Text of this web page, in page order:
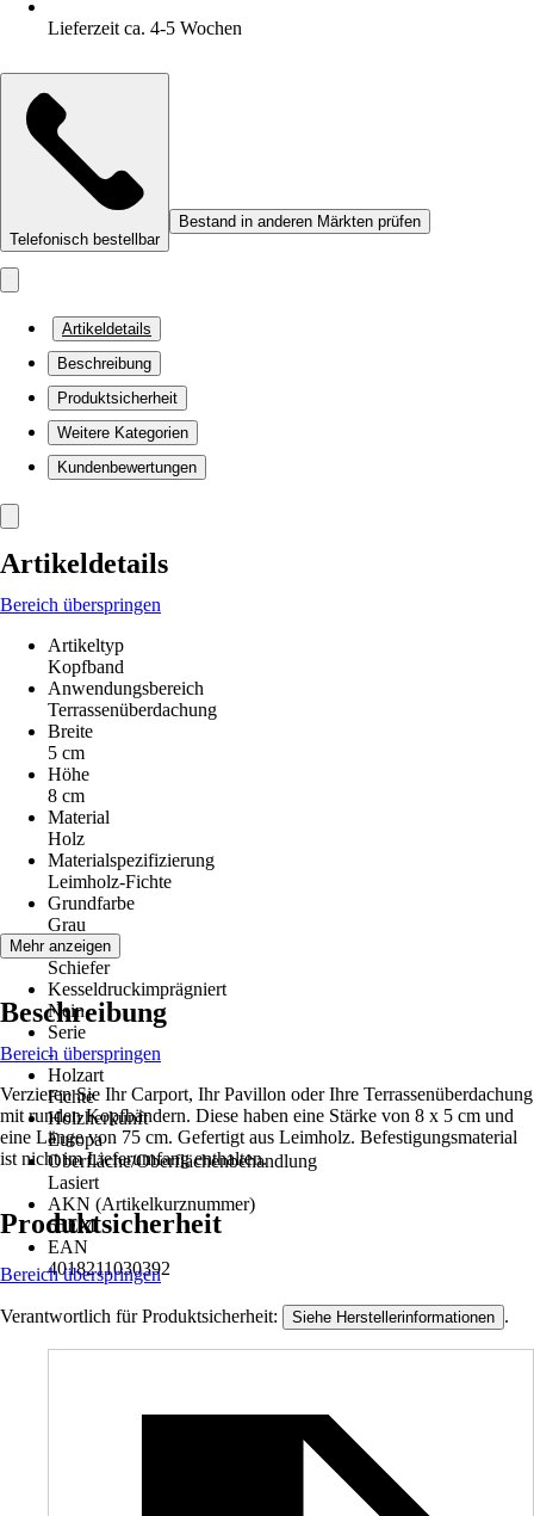
Lieferzeit ca. 4-5 Wochen
Telefonisch bestellbar
Bestand in anderen Märkten prüfen
Artikeldetails
Beschreibung
Produktsicherheit
Weitere Kategorien
Kundenbewertungen
Artikeldetails
Bereich überspringen
Artikeltyp
Kopfband
Anwendungsbereich
Terrassenüberdachung
Breite
5 cm
Höhe
8 cm
Material
Holz
Materialspezifizierung
Leimholz-Fichte
Grundfarbe
Grau
Farbton
Schiefer
Kesseldruckimprägniert
Nein
Serie
-
Holzart
Fichte
Holzherkunft
Europa
Oberfläche/Oberflächenbehandlung
Lasiert
AKN (Artikelkurznummer)
65EM
EAN
4018211030392
Mehr anzeigen
Beschreibung
Bereich überspringen
Verzieren Sie Ihr Carport, Ihr Pavillon oder Ihre Terrassenüberdachung
mit runden Kopfbändern. Diese haben eine Stärke von 8 x 5 cm und
eine Länge von 75 cm. Gefertigt aus Leimholz. Befestigungsmaterial
ist nicht im Lieferumfang enthalten.
Produktsicherheit
Bereich überspringen
Verantwortlich für Produktsicherheit: Siehe Herstellerinformationen .